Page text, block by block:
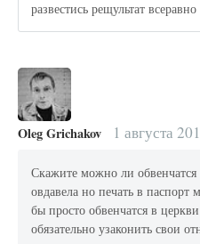
развестись рещультат
Oleg Grichakov 1 августа
Скажите можно ли
овдавела но печать в паспорт
бы просто обвенчатся в
обязательно узаконить свои